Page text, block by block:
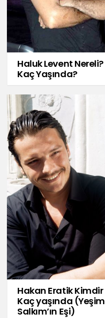
Haluk Levent Nereli?
Kaç Yaşında?
Hakan Eratik Kimdir
Kaç yaşında (Yeşim
Salkım’ın Eşi)